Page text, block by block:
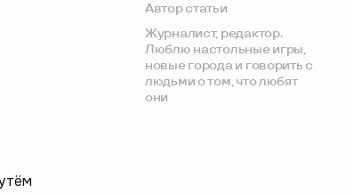
Автор статьи
Журналист, редактор.
Люблю настольные игры,
новые города и говорить с
людьми о том, что любят
они